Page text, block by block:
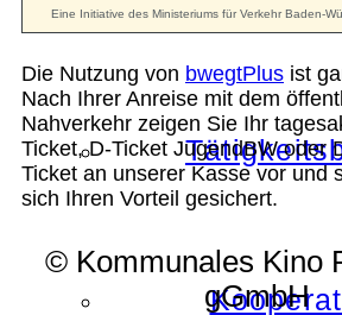
Die Nutzung von bwegtPlus ist
Nach Ihrer Anreise mit dem
Nahverkehr zeigen Sie Ihr
Ticket, D-Ticket JugendBW oder
Ticket an unserer Kasse vor und
sich Ihren Vorteil gesichert.
© Kommunales Kino
gGmbH